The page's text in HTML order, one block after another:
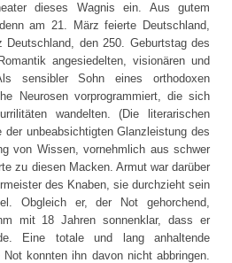
dieses Wagnis ein. Aus gutem
am 21. März feierte Deutschland,
den 250. Geburtstag des
angesiedelten, visionären und
sensibler Sohn eines orthodoxen
Neurosen vorprogrammiert, die sich
wandelten. (Die literarischen
der unbeabsichtigten Glanzleistung des
von Wissen, vornehmlich aus schwer
zu diesen Macken. Armut war darüber
des Knaben, sie durchzieht sein
Obgleich er, der Not gehorchend,
mit 18 Jahren sonnenklar, dass er
Eine totale und lang anhaltende
konnten ihn davon nicht abbringen.